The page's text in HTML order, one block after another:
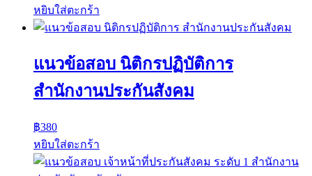
หยิบใส่ตะกร้า
แนวข้อสอบ นิติกรปฏิบัติการ
สำนักงานประกันสังคม
฿380
หยิบใส่ตะกร้า